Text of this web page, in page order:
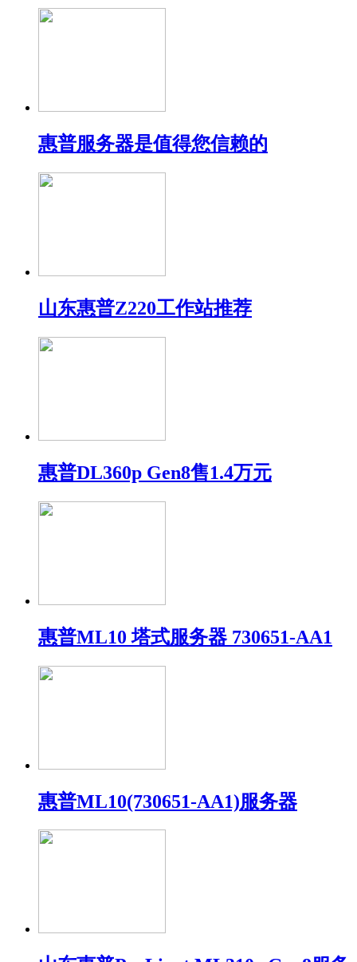
惠普服务器是值得您信赖的
山东惠普Z220工作站推荐
惠普DL360p Gen8售1.4万元
惠普ML10 塔式服务器 730651-AA1
惠普ML10(730651-AA1)服务器